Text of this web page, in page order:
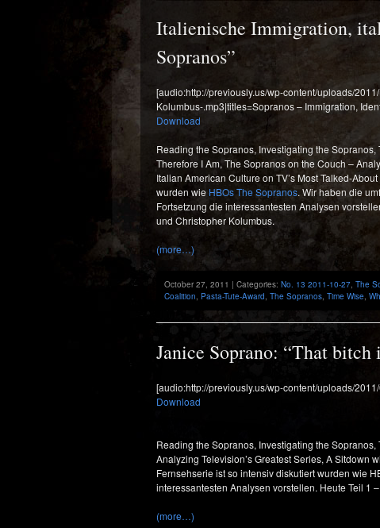
Italienische Immigration,
Sopranos”
[audio:http://previously.us/wp-content/uploads/
Kolumbus-.mp3|titles=Sopranos – Immigration,
Download
Reading the Sopranos, Investigating the
Therefore I Am, The Sopranos on the Couch –
Italian American Culture on TV’s Most Talked-
wurden wie HBOs The Sopranos. Wir haben die
Fortsetzung die interessantesten Analysen
und Christopher Kolumbus.
(more…)
October 27, 2011 | Categories: No. 13 2011-10-27, The
Coalition, Pasta-Tute-Award, The Sopranos, Time Wise,
Janice Soprano: “That
[audio:http://previously.us/wp-content/uploads/
Download
Reading the Sopranos, Investigating the
Analyzing Television’s Greatest Series, A Sitdown
Fernsehserie ist so intensiv diskutiert wurden wie
interessantesten Analysen vorstellen. Heute Teil 1
(more…)